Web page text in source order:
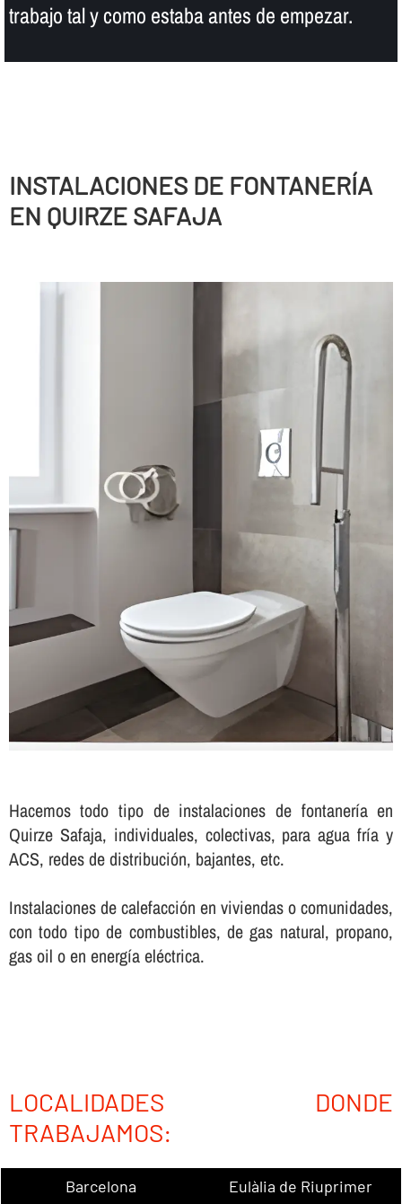
trabajo tal y como estaba antes de empezar.
INSTALACIONES DE FONTANERÍ­A
EN QUIRZE SAFAJA
Hacemos todo tipo de instalaciones de fontanerí­a en
Quirze Safaja, individuales, colectivas, para agua frí­a y
ACS, redes de distribución, bajantes, etc.
Instalaciones de calefacción en viviendas o comunidades,
con todo tipo de combustibles, de gas natural, propano,
gas oil o en energí­a eléctrica.
LOCALIDADES DONDE
TRABAJAMOS:
Barcelona
Eulàlia de Riuprimer